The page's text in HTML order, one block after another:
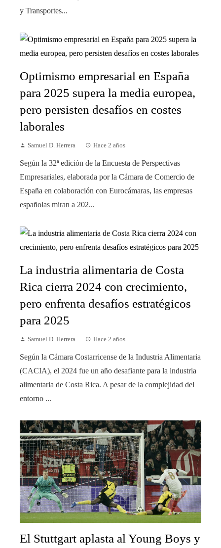
y Transportes...
Optimismo empresarial en España
para 2025 supera la media europea,
pero persisten desafíos en costes
laborales
Samuel D. Herrera Hace 2 años
Según la 32ª edición de la Encuesta de Perspectivas
Empresariales, elaborada por la Cámara de Comercio de
España en colaboración con Eurocámaras, las empresas
españolas miran a 202...
La industria alimentaria de Costa
Rica cierra 2024 con crecimiento,
pero enfrenta desafíos estratégicos
para 2025
Samuel D. Herrera Hace 2 años
Según la Cámara Costarricense de la Industria Alimentaria
(CACIA), el 2024 fue un año desafiante para la industria
alimentaria de Costa Rica. A pesar de la complejidad del
entorno ...
El Stuttgart aplasta al Young Boys y